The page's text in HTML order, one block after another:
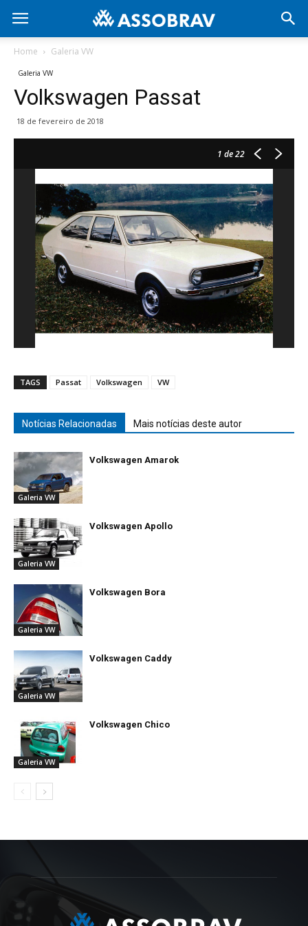
Home Galeria VW
Galeria VW
Volkswagen Passat
18 de fevereiro de 2018
1 de 22
TAGS Passat Volkswagen VW
Notícias Relacionadas Mais notícias deste autor
Galeria VW
Volkswagen Amarok
Galeria VW
Volkswagen Apollo
Galeria VW
Volkswagen Bora
Galeria VW
Volkswagen Caddy
Galeria VW
Volkswagen Chico